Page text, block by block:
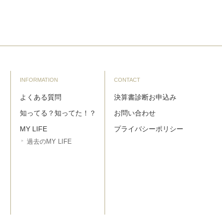
INFORMATION
よくある質問
知ってる？知ってた！？
MY LIFE
過去のMY LIFE
CONTACT
決算書診断お申込み
お問い合わせ
プライバシーポリシー